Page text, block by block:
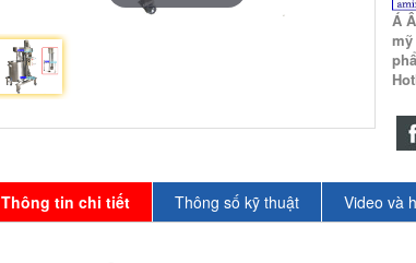
Á
Thông tin chi tiết Thông số kỹ thuật Video và